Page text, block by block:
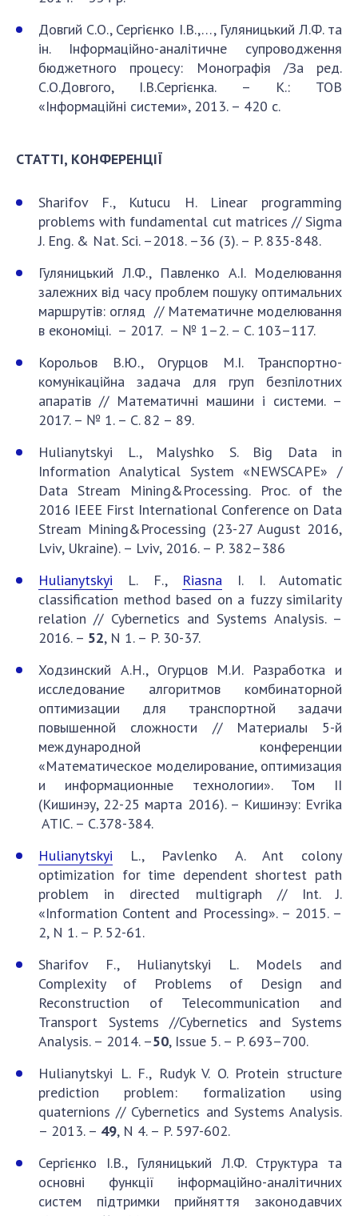
Довгий С.О., Сергієнко І.В.,…, Гуляницький Л.Ф. та
ін. Інформаційно-аналітичне супроводження
бюджетного процесу: Монографія /За ред.
С.О.Довгого, І.В.Сергієнка. – К.: ТОВ
«Інформаційні системи», 2013. – 420 с.
СТАТТІ, КОНФЕРЕНЦІЇ
Sharifov F., Kutucu H. Linear programming
problems with fundamental cut matrices // Sigma
J. Eng. & Nat. Sci. –2018. –36 (3). – P. 835-848.
Гуляницький Л.Ф., Павленко А.І. Моделювання
залежних від часу проблем пошуку оптимальних
маршрутів: огляд // Математичне моделювання
в економіці. – 2017. – № 1–2. – С. 103–117.
Корольов В.Ю., Огурцов М.І. Транспортно-
комунікаційна задача для груп безпілотних
апаратів // Математичні машини і системи. –
2017. – № 1. – С. 82 – 89.
Hulianytskyi L., Malyshko S. Big Data in
Information Analytical System «NEWSCAPE» /
Data Stream Mining&Processing. Proc. of the
2016 IEEE First International Conference on Data
Stream Mining&Processing (23-27 August 2016,
Lviv, Ukraine). – Lviv, 2016. – P. 382–386
Hulianytskyi L. F., Riasna I. I. Automatic
classification method based on a fuzzy similarity
relation // Cybernetics and Systems Analysis. –
2016. – 52, N 1. – P. 30-37.
Ходзинский А.Н., Огурцов М.И. Разработка и
исследование алгоритмов комбинаторной
оптимизации для транспортной задачи
повышенной сложности // Материалы 5-й
международной конференции
«Математическое моделирование, оптимизация
и информационные технологии». Том ІІ
(Кишинэу, 22-25 марта 2016). – Кишинэу: Evrika
ATIC. – С.378-384.
Hulianytskyi L., Pavlenko A. Ant colony
optimization for time dependent shortest path
problem in directed multigraph // Int. J.
«Information Content and Processing». – 2015. –
2, N 1. – P. 52-61.
Sharifov F., Hulianytskyi L. Models and
Complexity of Problems of Design and
Reconstruction of Telecommunication and
Transport Systems //Cybernetics and Systems
Analysis. – 2014. –50, Issue 5. – P. 693–700.
Hulianytskyi L. F., Rudyk V. O. Protein structure
prediction problem: formalization using
quaternions // Cybernetics and Systems Analysis.
– 2013. – 49, N 4. – P. 597-602.
Сергієнко І.В., Гуляницький Л.Ф. Структура та
основні функції інформаційно-аналітичних
систем підтримки прийняття законодавчих